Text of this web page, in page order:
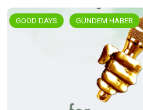
GOOD DAYS GÜNDEM HABER